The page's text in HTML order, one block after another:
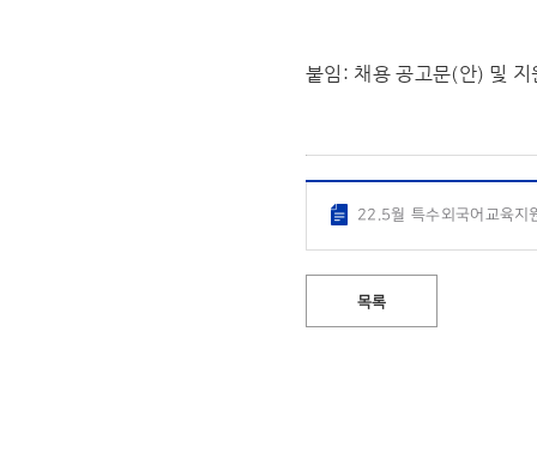
붙임: 채용 공고문(안) 및
22.5월 특수외국어교육지
목록